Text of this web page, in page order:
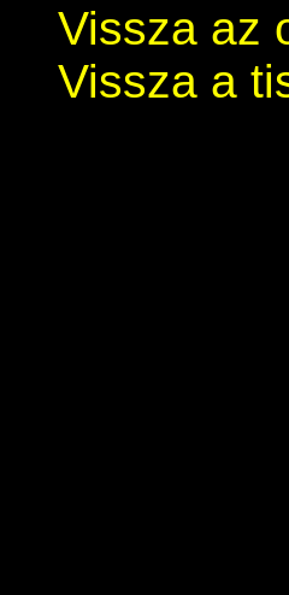
Vissza az
Vissza a